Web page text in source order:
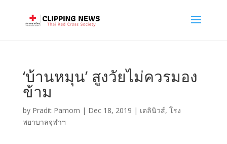
‘บ้านหมุน’ สูงวัยไม่ควรมอง
ข้าม
by Pradit Pamorn | Dec 18, 2019 | เดลินิวส์, โรง
พยาบาลจุฬาฯ